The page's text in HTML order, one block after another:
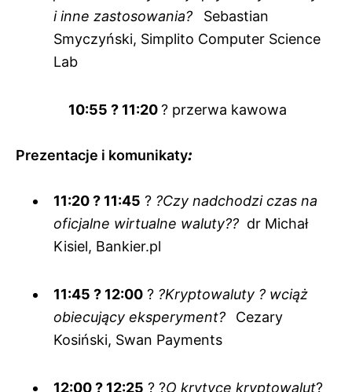
i inne zastosowania?
Sebastian
Smyczyński, Simplito Computer Science
Lab
10:55 ? 11:20? przerwa kawowa
Prezentacje i komunikaty:
11:20 ? 11:45 ? ?Czy nadchodzi czas na
oficjalne wirtualne waluty?? dr Michał
Kisiel, Bankier.pl
11:45 ? 12:00 ? ?Kryptowaluty ? wciąż
obiecujący eksperyment?
Cezary
Kosiński, Swan Payments
12:00 ? 12:25 ? ?O krytyce kryptowalut?